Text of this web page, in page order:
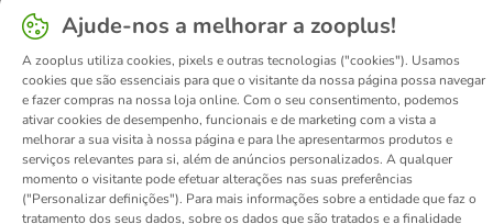
Declaração de acessibilidade
© zooplus SE 2026
Ajude-nos a melhorar a zooplus!
A zooplus utiliza cookies, pixels e outras tecnologias ("cookies"). Usamos
cookies que são essenciais para que o visitante da nossa página possa navegar
e fazer compras na nossa loja online. Com o seu consentimento, podemos
ativar cookies de desempenho, funcionais e de marketing com a vista a
melhorar a sua visita à nossa página e para lhe apresentarmos produtos e
serviços relevantes para si, além de anúncios personalizados. A qualquer
momento o visitante pode efetuar alterações nas suas preferências
("Personalizar definições"). Para mais informações sobre a entidade que faz o
tratamento dos seus dados, sobre os dados que são tratados e a finalidade